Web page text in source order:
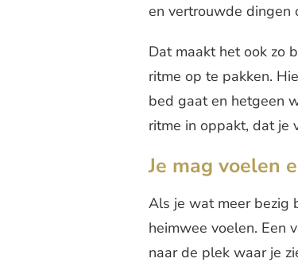
en vertrouwde dingen
Dat maakt het ook zo
ritme op te pakken.
bed gaat en hetgeen
ritme in oppakt, dat je
Je mag voelen
Als je wat meer bezig
heimwee voelen. Een
naar de plek waar je